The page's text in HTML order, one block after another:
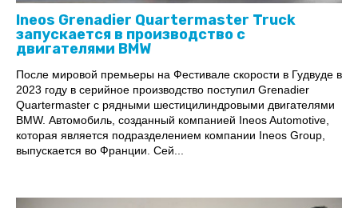
Ineos Grenadier Quartermaster Truck
запускается в производство с
двигателями BMW
После мировой премьеры на Фестивале скорости в Гудвуде в
2023 году в серийное производство поступил Grenadier
Quartermaster с рядными шестицилиндровыми двигателями
BMW. Автомобиль, созданный компанией Ineos Automotive,
которая является подразделением компании Ineos Group,
выпускается во Франции. Сей...